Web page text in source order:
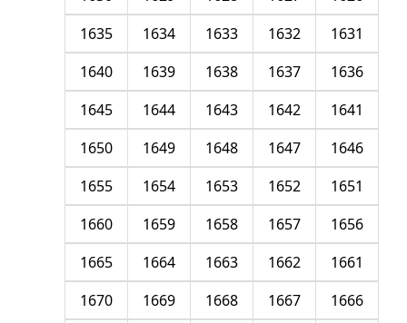
1631
1632
1633
1634
1635
1636
1637
1638
1639
1640
1641
1642
1643
1644
1645
1646
1647
1648
1649
1650
1651
1652
1653
1654
1655
1656
1657
1658
1659
1660
1661
1662
1663
1664
1665
1666
1667
1668
1669
1670